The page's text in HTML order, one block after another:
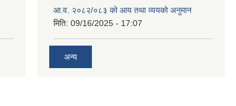
आ.व. २०८२/०८३ को आय तथा व्ययको अनुमान
मिति: 09/16/2025 - 17:07
अन्य